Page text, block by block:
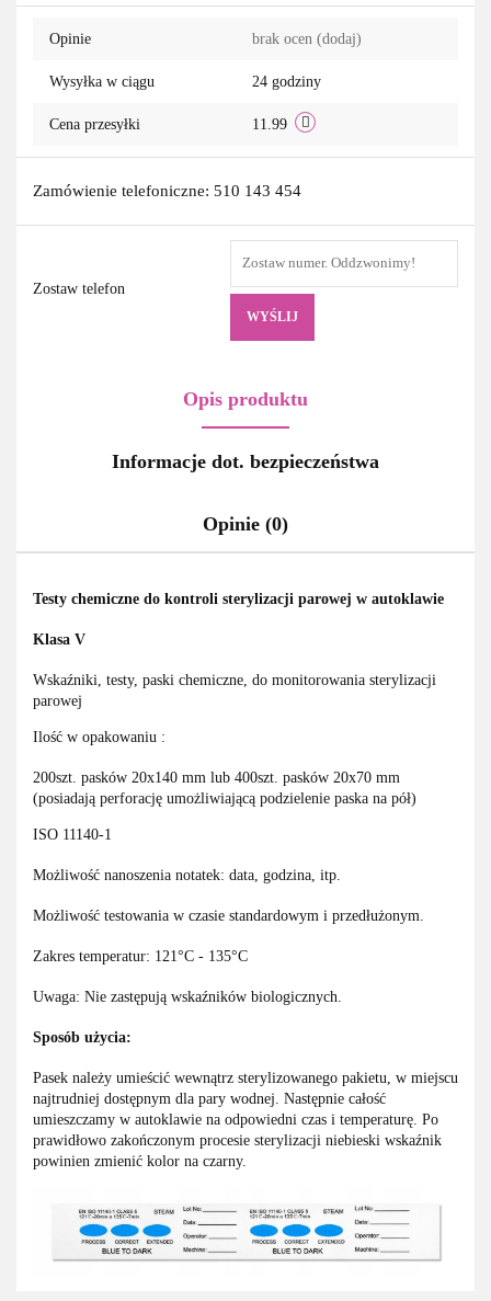
Opinie brak ocen (dodaj)
Wysyłka w ciągu 24 godziny
Cena przesyłki 11.99
Zamówienie telefoniczne: 510 143 454
Zostaw telefon
WYŚLIJ
Opis produktu
Informacje dot. bezpieczeństwa
Opinie (0)
Testy chemiczne do kontroli sterylizacji parowej w autoklawie
Klasa V
Wskaźniki, testy, paski chemiczne, do monitorowania sterylizacji
parowej
Ilość w opakowaniu :
200szt. pasków 20x140 mm lub 400szt. pasków 20x70 mm
(posiadają perforację umożliwiającą podzielenie paska na pół)
ISO 11140-1
Możliwość nanoszenia notatek: data, godzina, itp.
Możliwość testowania w czasie standardowym i przedłużonym.
Zakres temperatur: 121°C - 135°C
Uwaga: Nie zastępują wskaźników biologicznych.
Sposób użycia:
Pasek należy umieścić wewnątrz sterylizowanego pakietu, w miejscu
najtrudniej dostępnym dla pary wodnej. Następnie całość
umieszczamy w autoklawie na odpowiedni czas i temperaturę. Po
prawidłowo zakończonym procesie sterylizacji niebieski wskaźnik
powinien zmienić kolor na czarny.